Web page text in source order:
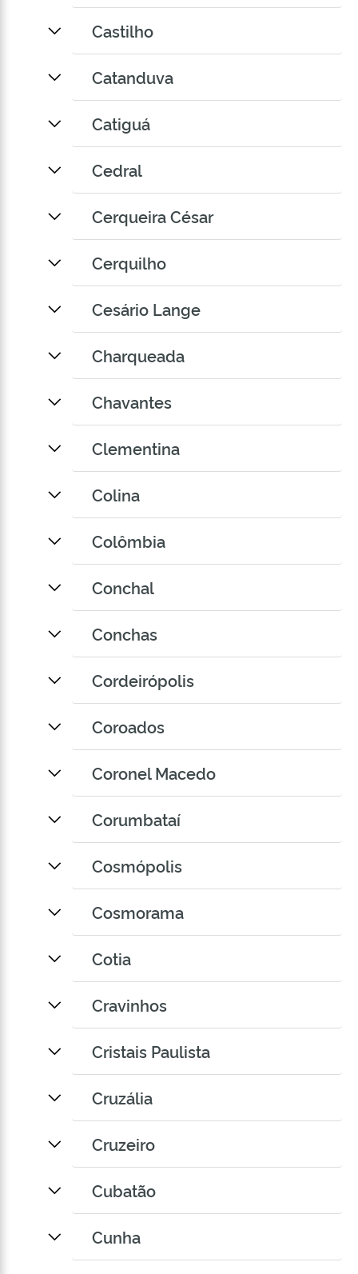
Castilho
Catanduva
Catiguá
Cedral
Cerqueira César
Cerquilho
Cesário Lange
Charqueada
Chavantes
Clementina
Colina
Colômbia
Conchal
Conchas
Cordeirópolis
Coroados
Coronel Macedo
Corumbataí
Cosmópolis
Cosmorama
Cotia
Cravinhos
Cristais Paulista
Cruzália
Cruzeiro
Cubatão
Cunha